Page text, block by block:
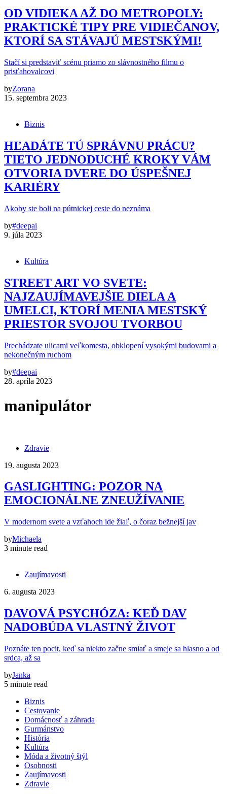
OD VIDIEKA AŽ DO METROPOLY:
PRAKTICKÉ TIPY PRE VIDIEČANOV,
KTORÍ SA STÁVAJÚ MESTSKÝMI!
Stačí si predstaviť scénu priamo zo slávnostného filmu o
prisťahovalcovi
byZorana
15. septembra 2023
Biznis
HĽADÁTE TÚ SPRÁVNU PRÁCU?
TIETO JEDNODUCHÉ KROKY VÁM
OTVORIA DVERE DO ÚSPEŠNEJ
KARIÉRY
Akoby ste boli na pútnickej ceste do neznáma
by#deepai
9. júla 2023
Kultúra
STREET ART VO SVETE:
NAJZAUJÍMAVEJŠIE DIELA A
UMELCI, KTORÍ MENIA MESTSKÝ
PRIESTOR SVOJOU TVORBOU
Prechádzate ulicami veľkomesta, obklopení vysokými budovami a
nekonečným ruchom
by#deepai
28. apríla 2023
manipulátor
Zdravie
19. augusta 2023
GASLIGHTING: POZOR NA
EMOCIONÁLNE ZNEUŽÍVANIE
V modernom svete a vzťahoch ide žiaľ, o čoraz bežnejší jav
byMichaela
3 minute read
Zaujímavosti
6. augusta 2023
DAVOVÁ PSYCHÓZA: KEĎ DAV
NADOBÚDA VLASTNÝ ŽIVOT
Poznáte ten pocit, keď sa niekto začne smiať a smeje sa hlasno a od
srdca, až sa
byJanka
5 minute read
Biznis
Cestovanie
Domácnosť a záhrada
Gurmánstvo
História
Kultúra
Móda a životný štýl
Osobnosti
Zaujímavosti
Zdravie